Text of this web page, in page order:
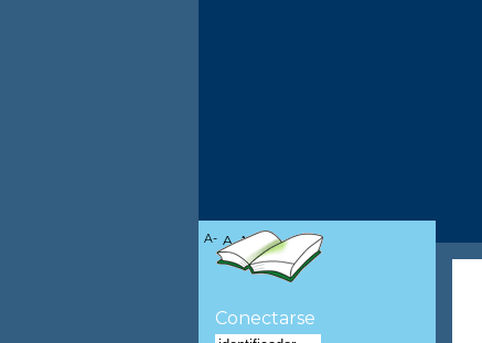
A- A A+
Conectarse